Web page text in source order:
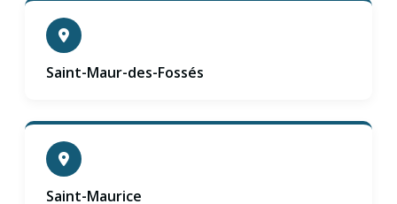
Saint-Maur-des-Fossés
Saint-Maurice